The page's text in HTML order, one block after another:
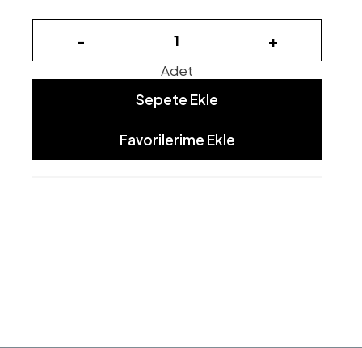
- +
Adet
Sepete Ekle
Favorilerime Ekle